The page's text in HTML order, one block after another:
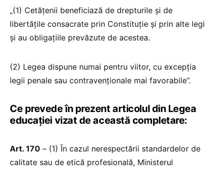
„(1) Cetățenii beneficiază de drepturile și de
libertățile consacrate prin Constituție și prin alte legi
și au obligațiile prevăzute de acestea.
(2) Legea dispune numai pentru viitor, cu excepția
legii penale sau contravenționale mai favorabile”.
Ce prevede în prezent articolul din Legea
educației vizat de această completare:
Art. 170 – (1) În cazul nerespectării standardelor de
calitate sau de etică profesională, Ministerul